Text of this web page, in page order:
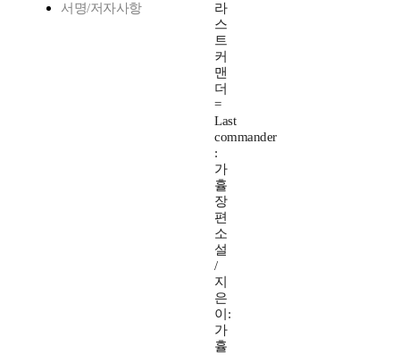
서명/저자사항
라
스
트
커
맨
더
=
Last
commander
:
가
휼
장
편
소
설
/
지
은
이:
가
휼